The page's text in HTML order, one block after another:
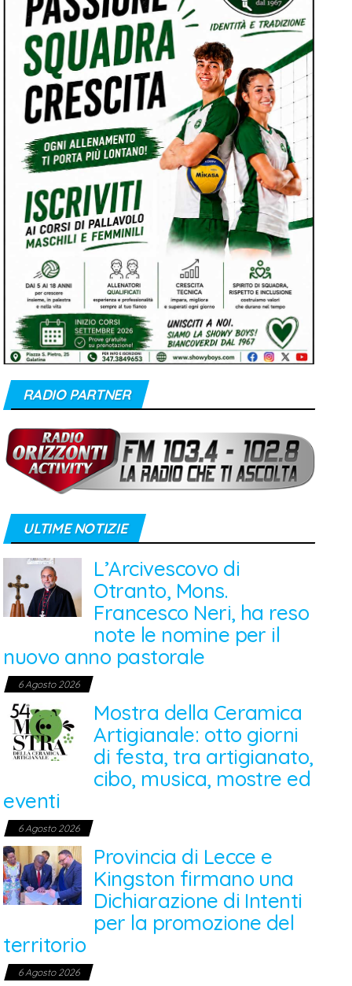
RADIO PARTNER
ULTIME NOTIZIE
L’Arcivescovo di
Otranto, Mons.
Francesco Neri, ha reso
note le nomine per il
nuovo anno pastorale
6 Agosto 2026
Mostra della Ceramica
Artigianale: otto giorni
di festa, tra artigianato,
cibo, musica, mostre ed
eventi
6 Agosto 2026
Provincia di Lecce e
Kingston firmano una
Dichiarazione di Intenti
per la promozione del
territorio
6 Agosto 2026